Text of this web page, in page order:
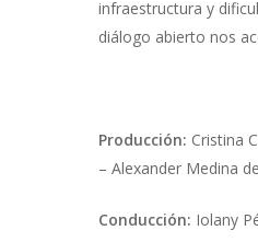
infraestructura y
diálogo abierto nos
Producción: Cristina
– Alexander Medina
Conducción: Iolany